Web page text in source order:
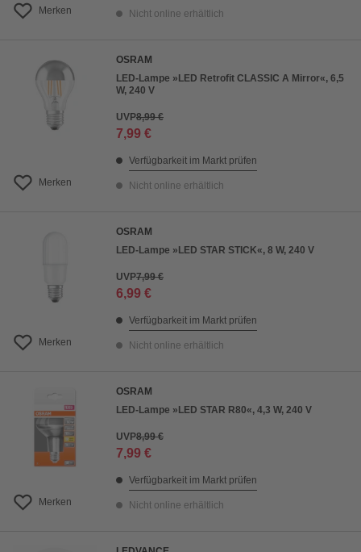
Merken Nicht online erhältlich
Merken
OSRAM
LED-Lampe »LED Retrofit CLASSIC A Mirror«, 6,5
W, 240 V
UVP8,99 €
7,99 €
Verfügbarkeit im Markt prüfen
Nicht online erhältlich
Merken
OSRAM
LED-Lampe »LED STAR STICK«, 8 W, 240 V
UVP7,99 €
6,99 €
Verfügbarkeit im Markt prüfen
Nicht online erhältlich
Merken
OSRAM
LED-Lampe »LED STAR R80«, 4,3 W, 240 V
UVP8,99 €
7,99 €
Verfügbarkeit im Markt prüfen
Nicht online erhältlich